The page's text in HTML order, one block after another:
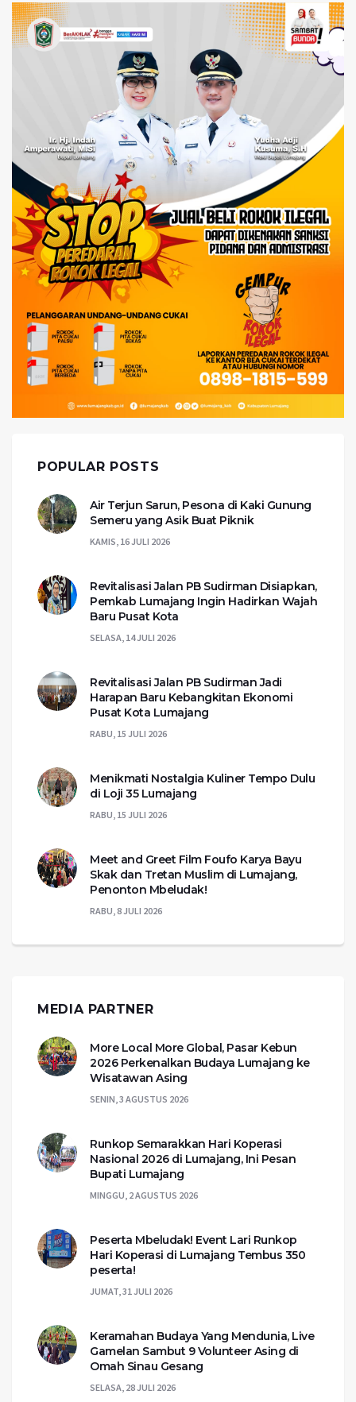
POPULAR POSTS
Air Terjun Sarun, Pesona di Kaki Gunung
Semeru yang Asik Buat Piknik
KAMIS, 16 JULI 2026
Revitalisasi Jalan PB Sudirman Disiapkan,
Pemkab Lumajang Ingin Hadirkan Wajah
Baru Pusat Kota
SELASA, 14 JULI 2026
Revitalisasi Jalan PB Sudirman Jadi
Harapan Baru Kebangkitan Ekonomi
Pusat Kota Lumajang
RABU, 15 JULI 2026
Menikmati Nostalgia Kuliner Tempo Dulu
di Loji 35 Lumajang
RABU, 15 JULI 2026
Meet and Greet Film Foufo Karya Bayu
Skak dan Tretan Muslim di Lumajang,
Penonton Mbeludak!
RABU, 8 JULI 2026
MEDIA PARTNER
More Local More Global, Pasar Kebun
2026 Perkenalkan Budaya Lumajang ke
Wisatawan Asing
SENIN, 3 AGUSTUS 2026
Runkop Semarakkan Hari Koperasi
Nasional 2026 di Lumajang, Ini Pesan
Bupati Lumajang
MINGGU, 2 AGUSTUS 2026
Peserta Mbeludak! Event Lari Runkop
Hari Koperasi di Lumajang Tembus 350
peserta!
JUMAT, 31 JULI 2026
Keramahan Budaya Yang Mendunia, Live
Gamelan Sambut 9 Volunteer Asing di
Omah Sinau Gesang
SELASA, 28 JULI 2026